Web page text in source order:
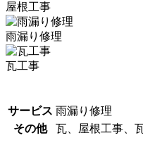
屋根工事
雨漏り修理
瓦工事
サービス 雨漏り修理
その他
瓦、屋根工事、